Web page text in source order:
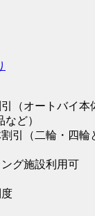
（オートバイ本
ど）
引（二輪・四輪
グ施設利用可